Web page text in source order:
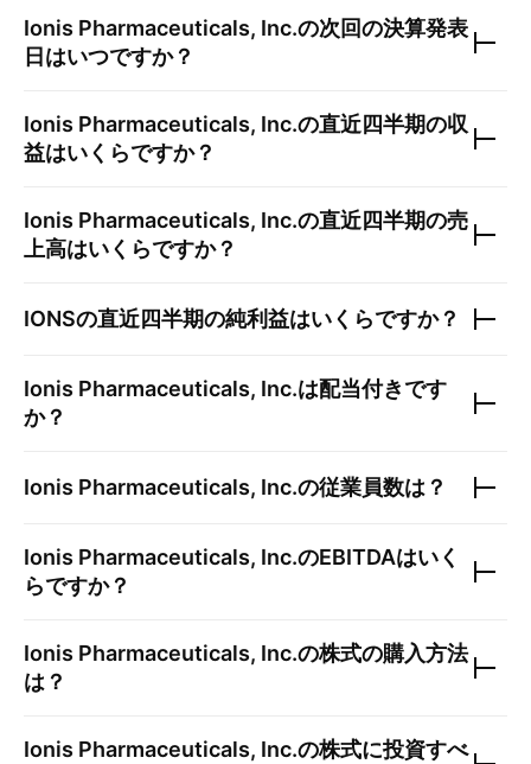
Ionis Pharmaceuticals, Inc.の次回の決算発表
日はいつですか？
Ionis Pharmaceuticals, Inc.の直近四半期の収
益はいくらですか？
Ionis Pharmaceuticals, Inc.の直近四半期の売
上高はいくらですか？
IONSの直近四半期の純利益はいくらですか？
Ionis Pharmaceuticals, Inc.は配当付きです
か？
Ionis Pharmaceuticals, Inc.の従業員数は？
Ionis Pharmaceuticals, Inc.のEBITDAはいく
らですか？
Ionis Pharmaceuticals, Inc.の株式の購入方法
は？
Ionis Pharmaceuticals, Inc.の株式に投資すべ